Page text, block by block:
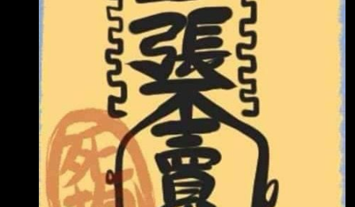
以上。 每次看到這種情況，我就會開始懷疑自
己： 是不是應該多等一天再出場，至少可以少賠
一點？ 可是另一方面，我又覺得如果因為期待反
彈而延後停損，好像就是在凹單，違背了原本設
定好的交易紀律。 想請問大家遇到這種情況都是
怎麼處理的？ 希望能聽聽大家的實戰經驗，謝
謝！ ----- Sent fro